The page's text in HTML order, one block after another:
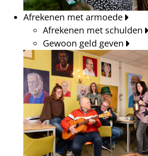
Afrekenen met armoede
Afrekenen met schulden
Gewoon geld geven